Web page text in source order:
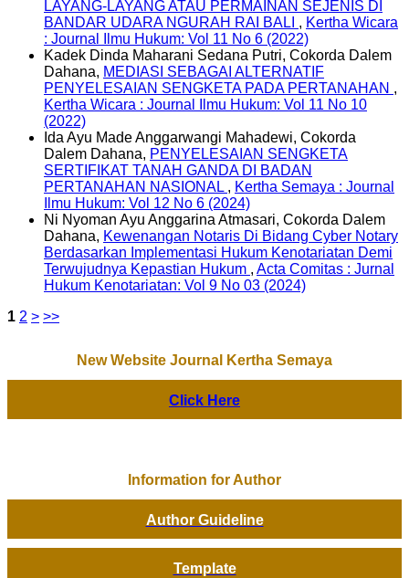
LAYANG-LAYANG ATAU PERMAINAN SEJENIS DI
BANDAR UDARA NGURAH RAI BALI , Kertha Wicara
: Journal Ilmu Hukum: Vol 11 No 6 (2022)
Kadek Dinda Maharani Sedana Putri, Cokorda Dalem
Dahana, MEDIASI SEBAGAI ALTERNATIF
PENYELESAIAN SENGKETA PADA PERTANAHAN ,
Kertha Wicara : Journal Ilmu Hukum: Vol 11 No 10
(2022)
Ida Ayu Made Anggarwangi Mahadewi, Cokorda
Dalem Dahana, PENYELESAIAN SENGKETA
SERTIFIKAT TANAH GANDA DI BADAN
PERTANAHAN NASIONAL , Kertha Semaya : Journal
Ilmu Hukum: Vol 12 No 6 (2024)
Ni Nyoman Ayu Anggarina Atmasari, Cokorda Dalem
Dahana, Kewenangan Notaris Di Bidang Cyber Notary
Berdasarkan Implementasi Hukum Kenotariatan Demi
Terwujudnya Kepastian Hukum , Acta Comitas : Jurnal
Hukum Kenotariatan: Vol 9 No 03 (2024)
1 2 > >>
New Website Journal Kertha Semaya
Click Here
Information for Author
Author Guideline
Template